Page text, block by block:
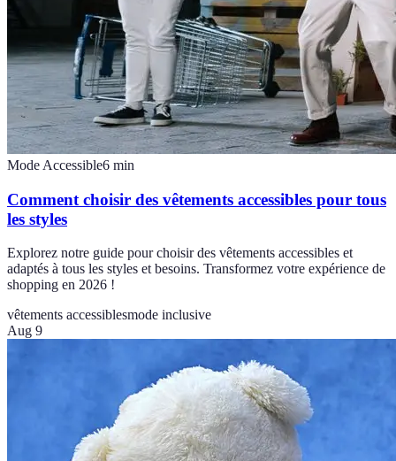
Mode Accessible6 min
Comment choisir des vêtements accessibles pour tous
les styles
Explorez notre guide pour choisir des vêtements accessibles et
adaptés à tous les styles et besoins. Transformez votre expérience de
shopping en 2026 !
vêtements accessiblesmode inclusive
Aug 9